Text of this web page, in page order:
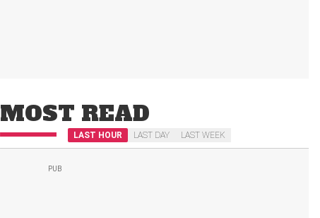
MOST READ
LAST HOUR LAST DAY LAST WEEK